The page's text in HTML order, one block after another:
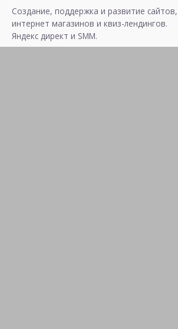
Создание, поддержка и развитие сайтов,
интернет магазинов и квиз-лендингов.
Яндекс директ и SMM.